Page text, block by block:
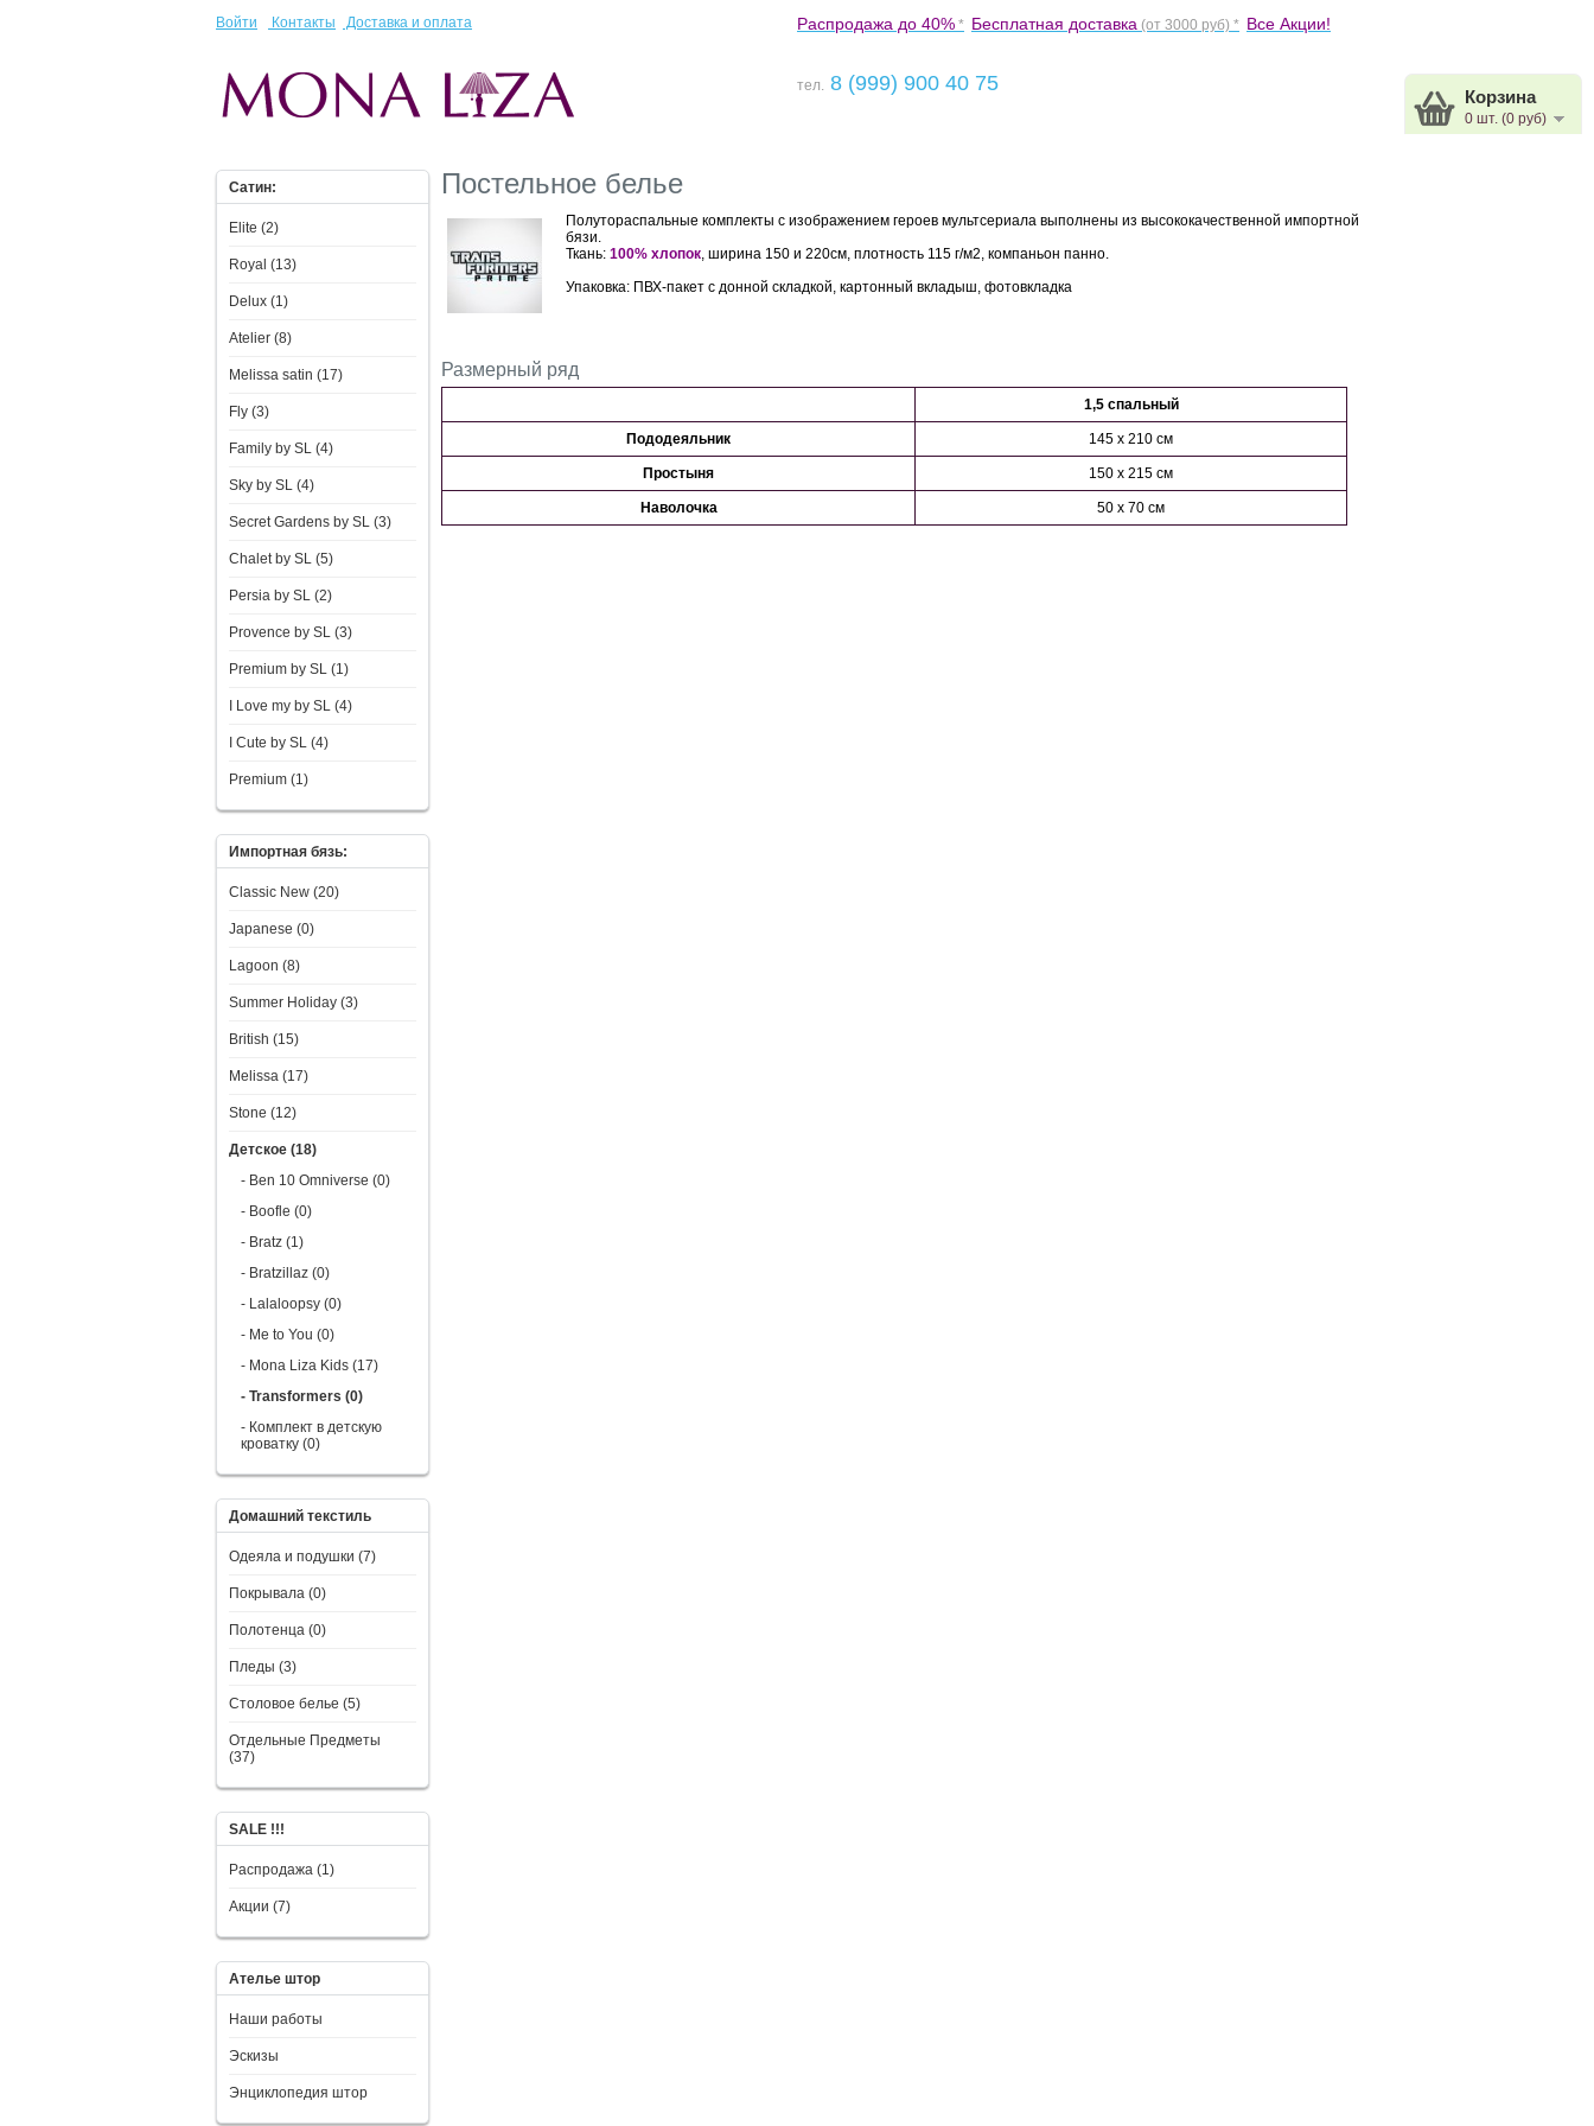
Войти Контакты Доставка и оплата Распродажа до 40% * Бесплатная доставка (от 3000 руб) * Все Акции!
тел. 8 (999) 900 40 75
Корзина
0 шт. (0 руб)
Сатин:
Elite (2)
Royal (13)
Delux (1)
Atelier (8)
Melissa satin (17)
Fly (3)
Family by SL (4)
Sky by SL (4)
Secret Gardens by SL (3)
Chalet by SL (5)
Persia by SL (2)
Provence by SL (3)
Premium by SL (1)
I Love my by SL (4)
I Сute by SL (4)
Premium (1)
Импортная бязь:
Classic New (20)
Japanese (0)
Lagoon (8)
Summer Holiday (3)
British (15)
Melissa (17)
Stone (12)
Детское (18)
- Ben 10 Omniverse (0)
- Boofle (0)
- Bratz (1)
- Bratzillaz (0)
- Lalaloopsy (0)
- Me to You (0)
- Mona Liza Kids (17)
- Transformers (0)
- Комплект в детскую
кроватку (0)
Домашний текстиль
Одеяла и подушки (7)
Покрывала (0)
Полотенца (0)
Пледы (3)
Столовое белье (5)
Отдельные Предметы
(37)
SALE !!!
Распродажа (1)
Акции (7)
Ателье штор
Наши работы
Эскизы
Энциклопедия штор
Постельное белье
Полутораспальные комплекты с изображением героев мультсериала выполнены из высококачественной импортной
бязи.
Ткань: 100% хлопок, ширина 150 и 220см, плотность 115 г/м2, компаньон панно.
Упаковка: ПВХ-пакет с донной складкой, картонный вкладыш, фотовкладка
Размерный ряд
1,5 спальный
Пододеяльник 145 x 210 см
Простыня 150 x 215 см
Наволочка 50 x 70 см